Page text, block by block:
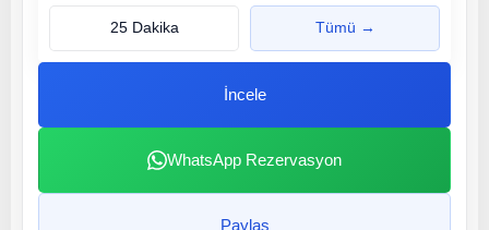
25 Dakika Tümü →
İncele
WhatsApp Rezervasyon
Paylaş